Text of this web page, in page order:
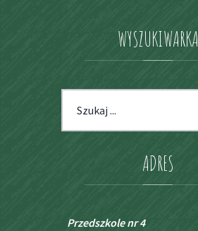
WYSZUKIWARKA
dla:
ADRES
Przedszkole nr 4